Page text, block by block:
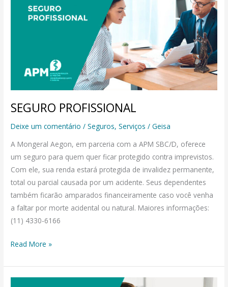
SEGURO PROFISSIONAL
Deixe um comentário /Seguros,Serviços /Geisa
A Mongeral Aegon, em parceria com a APM SBC/D, oferece
um seguro para quem quer ficar protegido contra imprevistos.
Com ele, sua renda estará protegida de invalidez permanente,
total ou parcial causada por um acidente. Seus dependentes
também ficarão amparados financeiramente caso você venha
a faltar por morte acidental ou natural. Maiores informações:
(11) 4330-6166
Read More »